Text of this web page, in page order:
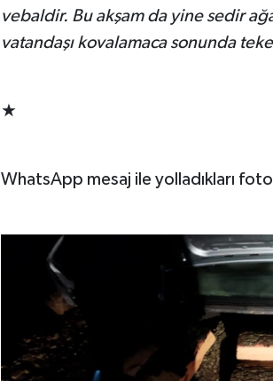
vebaldir. Bu akşam da yine sedir
vatandaşı kovalamaca sonunda
★
WhatsApp mesaj ile yolladıkları